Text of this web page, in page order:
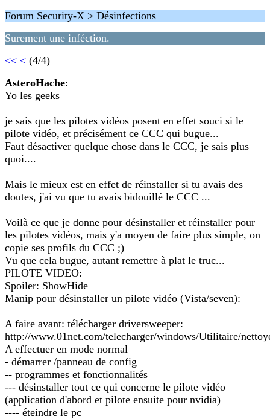
Forum Security-X > Désinfections
Surement une inféction.
<< < (4/4)
AsteroHache:
Yo les geeks
je sais que les pilotes vidéos posent en effet souci si le
pilote vidéo, et précisément ce CCC qui bugue...
Faut désactiver quelque chose dans le CCC, je sais plus
quoi....
Mais le mieux est en effet de réinstaller si tu avais des
doutes, j'ai vu que tu avais bidouillé le CCC ...
Voilà ce que je donne pour désinstaller et réinstaller pour
les pilotes vidéos, mais y'a moyen de faire plus simple, on
copie ses profils du CCC ;)
Vu que cela bugue, autant remettre à plat le truc...
PILOTE VIDEO:
Spoiler: ShowHide
Manip pour désinstaller un pilote vidéo (Vista/seven):
A faire avant: télécharger driversweeper:
http://www.01net.com/telecharger/windows/Utilitaire/
A effectuer en mode normal
- démarrer /panneau de config
-- programmes et fonctionnalités
--- désinstaller tout ce qui concerne le pilote vidéo
(application d'abord et pilote ensuite pour nvidia)
---- éteindre le pc